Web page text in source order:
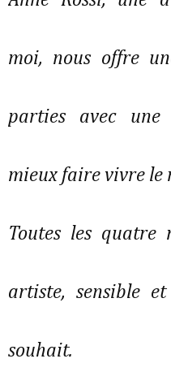
moi, nous offre
parties avec
mieux faire vivre le
Toutes les quatre
artiste, sensible
souhait.